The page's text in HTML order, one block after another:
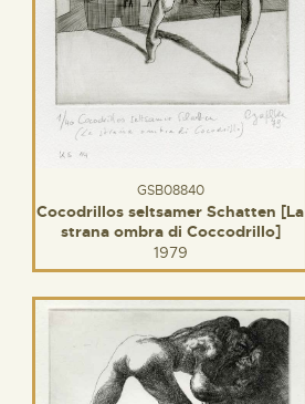
GSB08840
Cocodrillos seltsamer Schatten [La
strana ombra di Coccodrillo]
1979